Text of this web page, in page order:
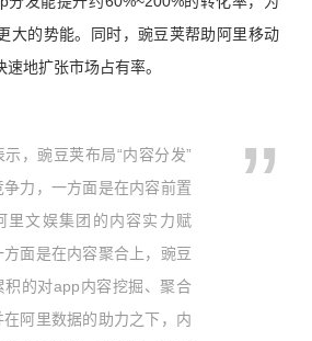
大的势能。同时，豌豆荚帮助阿里移动
地扩张市场占有率。
示，豌豆荚布局“内容分发”
争力，一方面是在内容前置
里文娱集团的内容实力赋
方面是在内容聚合上，豌豆
积的对app内容挖掘、聚合
在阿里数据的助力之下，内